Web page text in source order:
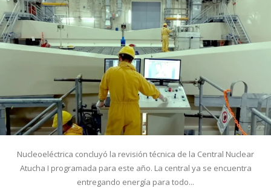
Nucleoeléctrica concluyó la revisión técnica de la Central Nuclear
Atucha I programada para este año. La central ya se encuentra
entregando energía para todo...